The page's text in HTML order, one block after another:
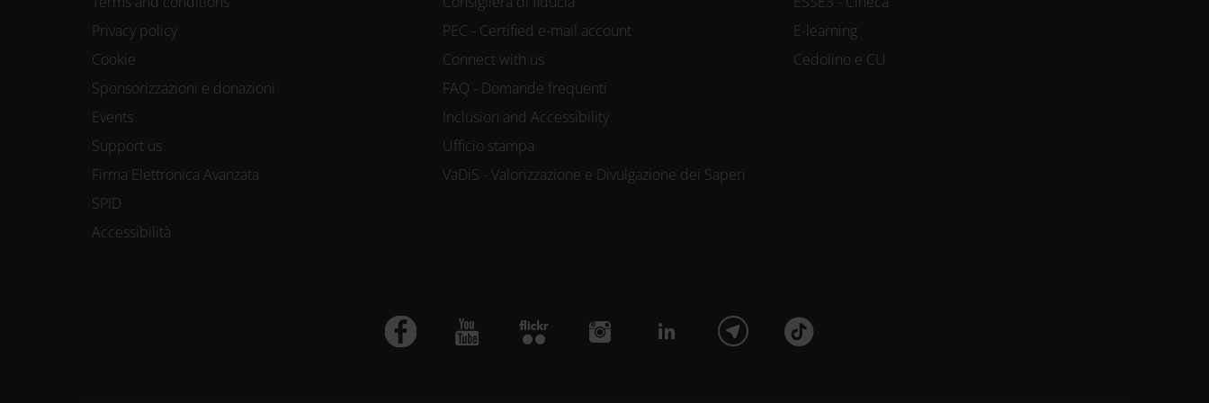
Privacy policy
Cookie
Sponsorizzazioni e donazioni
Events
Support us
Firma Elettronica Avanzata
SPID
Accessibilità
PEC - Certified e-mail account
Connect with us
FAQ - Domande frequenti
Inclusion and Accessibility
Ufficio stampa
VaDiS - Valorizzazione e Divulgazione dei Saperi
E-learning
Cedolino e CU